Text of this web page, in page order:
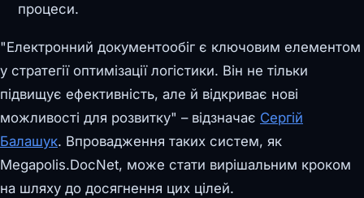
процеси.
"Електронний документообіг є ключовим елементом
у стратегії оптимізації логістики. Він не тільки
підвищує ефективність, але й відкриває нові
можливості для розвитку" – відзначає Сергій
Балашук. Впровадження таких систем, як
Megapolis.DocNet, може стати вирішальним кроком
на шляху до досягнення цих цілей.